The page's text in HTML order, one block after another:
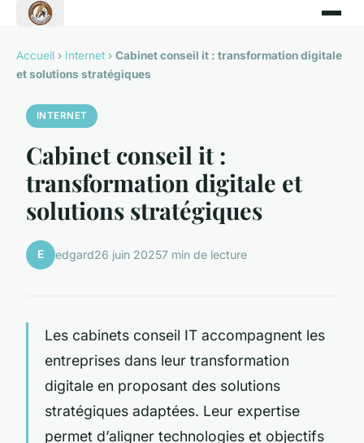
Accueil › Internet › Cabinet conseil it : transformation digitale
et solutions stratégiques
INTERNET
Cabinet conseil it :
transformation digitale et
solutions stratégiques
E edgard26 juin 20257 min de lecture
Les cabinets conseil IT accompagnent les
entreprises dans leur transformation
digitale en proposant des solutions
stratégiques adaptées. Leur expertise
permet d’aligner technologies et objectifs